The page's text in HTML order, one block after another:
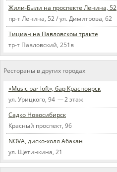
Жили-Были на проспекте Ленина, 52
пр-т Ленина, 52 / ул. Димитрова, 62
Тициан на Павловском тракте
тр-т Павловский, 251в
Рестораны в других городах
«Music bar loft», бар Красноярск
ул. Урицкого, 94 — 2 этаж
Садко Новосибирск
Красный проспект, 96
NOVA, диско-холл Абакан
ул. Щетинкина, 21